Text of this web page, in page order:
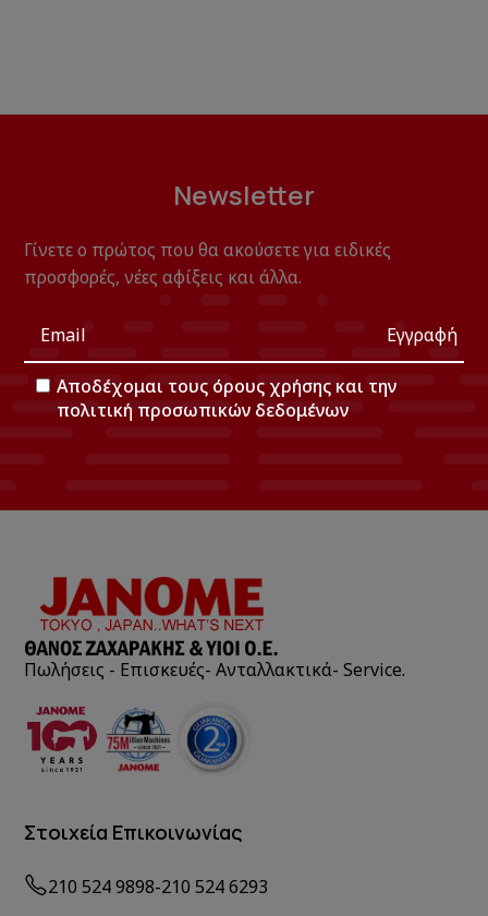
Newsletter
Γίνετε ο πρώτος που θα ακούσετε για ειδικές
προσφορές, νέες αφίξεις και άλλα.
Εγγραφή
Αποδέχομαι τους όρους χρήσης και την
πολιτική προσωπικών δεδομένων
Πωλήσεις - Επισκευές- Ανταλλακτικά- Service.
Στοιχεία Επικοινωνίας
210 524 9898-210 524 6293